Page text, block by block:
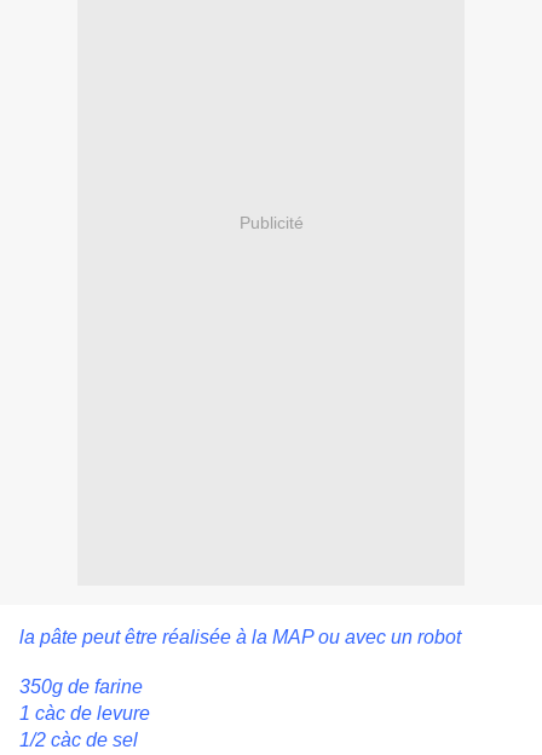
Publicité
la pâte peut être réalisée à la MAP ou avec un robot
350g de farine
1 càc de levure
1/2 càc de sel